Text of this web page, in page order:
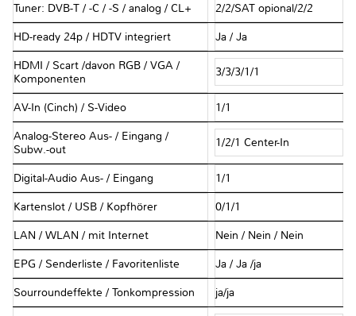
Tuner: DVB-T / -C / -S / analog / CL+ 2/2/SAT opional/2/2
HD-ready 24p / HDTV integriert Ja / Ja
HDMI / Scart /davon RGB / VGA /
Komponenten
3/3/3/1/1
AV-In (Cinch) / S-Video 1/1
Analog-Stereo Aus- / Eingang /
Subw.-out
1/2/1 Center-In
Digital-Audio Aus- / Eingang 1/1
Kartenslot / USB / Kopfhörer 0/1/1
LAN / WLAN / mit Internet Nein / Nein / Nein
EPG / Senderliste / Favoritenliste Ja / Ja /ja
Sourroundeffekte / Tonkompression ja/ja